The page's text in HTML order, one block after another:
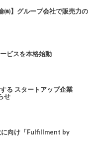
㈱】グループ会社で販売力の
ビスを本格始動
る スタートアップ企業
せ
に向け「Fulfillment by